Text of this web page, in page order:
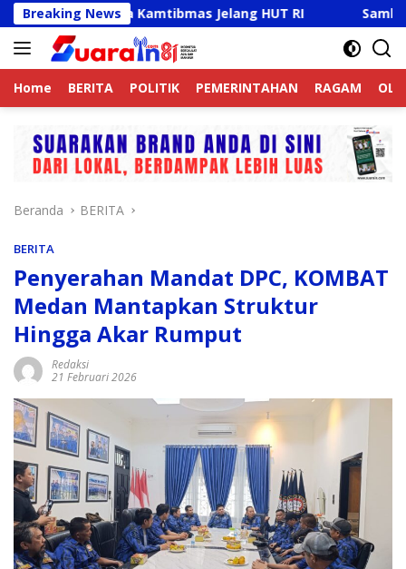
Langsung
ke
konten
Breaking News
Jaga Kamtibmas Jelang HUT RI Sambut HUT RI
Home BERITA POLITIK PEMERINTAHAN RAGAM
Beranda BERITA
BERITA
Penyerahan Mandat DPC, KOMBAT
Medan Mantapkan Struktur
Hingga Akar Rumput
Redaksi
21 Februari 2026